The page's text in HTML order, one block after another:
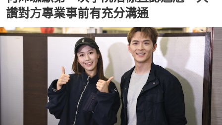
讚對方專業事前有充分溝通